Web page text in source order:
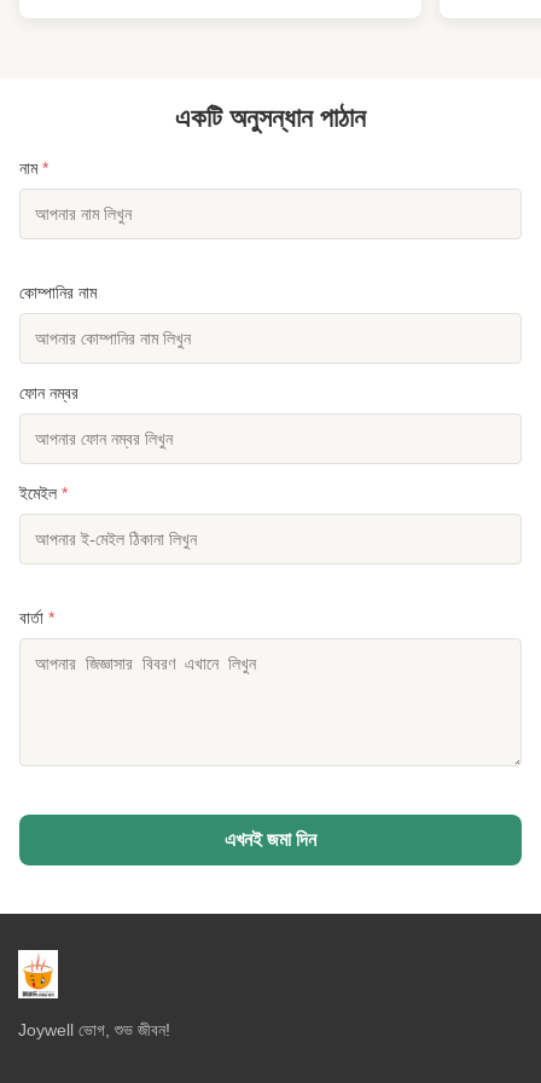
একটি অনুসন্ধান পাঠান
নাম*
কোম্পানির নাম
ফোন নম্বর
ইমেইল *
বার্তা *
এখনই জমা দিন
Joywell ভোগ, শুভ জীবন!